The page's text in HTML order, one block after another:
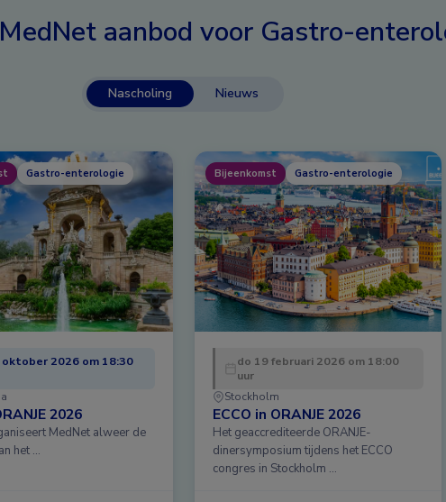
aanbod voor Gastro-
Nascholing Nieuws
Gastro-enterologie
oktober 2026 om 18:30
2026
MedNet alweer de
het …
Bijeenkomst Gastro-enterologie
do 19 februari 2026 om 18:00
uur
Stockholm
ECCO in ORANJE 2026
Het geaccrediteerde ORANJE-
dinersymposium tijdens het ECCO
congres in Stockholm …